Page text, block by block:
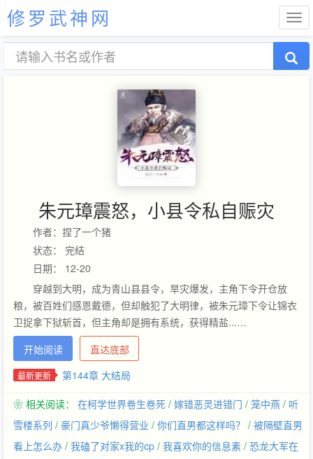
修罗武神网
朱元璋震怒，小县令私自赈灾
作者：捏了一个猪
状态： 完结
日期： 12-20
穿越到大明，成为青山县县令，旱灾爆发，主角下令开仓放
粮，被百姓们感恩戴德，但却触犯了大明律，被朱元璋下令让锦衣
卫捉拿下狱斩首，但主角却是拥有系统，获得精盐...…
开始阅读
直达底部
最新更新 第144章 大结局
❀ 相关阅读： 在柯学世界卷生卷死 / 嫁错恶灵进错门 / 笼中燕 / 听
雪楼系列 / 豪门真少爷懒得营业 / 你们直男都这样吗？ / 被隔壁直男
看上怎么办 / 我磕了对家x我的cp / 我喜欢你的信息素 / 恐龙大军在